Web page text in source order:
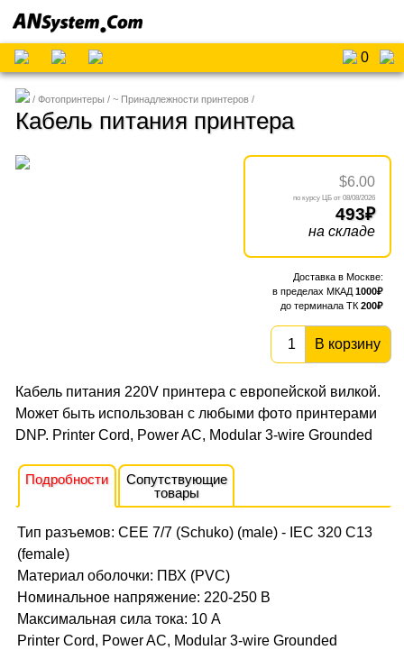
0
Фотопринтеры ~ Принадлежности принтеров
Кабель питания принтера
$6.00
08/08/2026
493
на складе
1000
200
В корзину
Кабель питания 220V принтера с европейской вилкой.
Может быть использован с любыми фото принтерами
DNP. Printer Cord, Power AC, Modular 3-wire Grounded
Подробности
Сопутствующие
товары
Тип разъемов: СЕЕ 7/7 (Schuko) (male) - IEC 320 C13
(female)
Материал оболочки: ПВХ (PVC)
Номинальное напряжение: 220-250 В
Максимальная сила тока: 10 А
Printer Cord, Power AC, Modular 3-wire Grounded